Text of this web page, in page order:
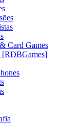
Card Games